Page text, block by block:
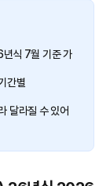
년식 7월 기준 가
간별
달라질 수 있어